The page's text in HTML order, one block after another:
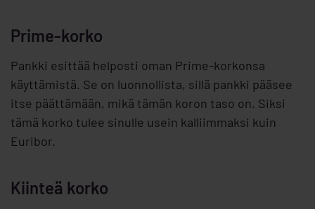
Prime-korko
Pankki esittää helposti oman Prime-korkonsa
käyttämistä. Se on luonnollista, sillä pankki pääsee
itse päättämään, mikä tämän koron taso on. Siksi
tämä korko tulee sinulle usein kalliimmaksi kuin
Euribor.
Kiinteä korko